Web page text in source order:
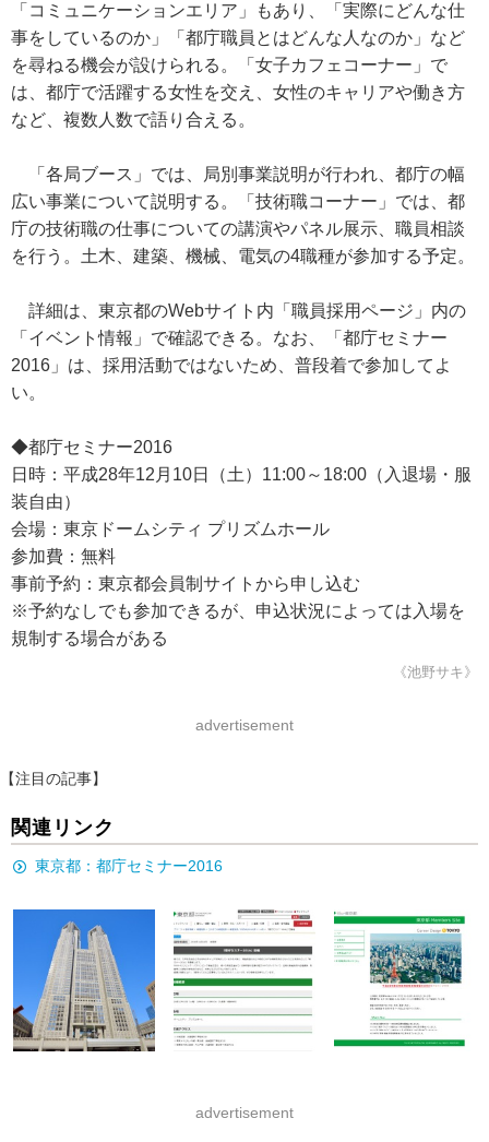
「コミュニケーションエリア」もあり、「実際にどんな仕
事をしているのか」「都庁職員とはどんな人なのか」など
を尋ねる機会が設けられる。「女子カフェコーナー」で
は、都庁で活躍する女性を交え、女性のキャリアや働き方
など、複数人数で語り合える。
「各局ブース」では、局別事業説明が行われ、都庁の幅
広い事業について説明する。「技術職コーナー」では、都
庁の技術職の仕事についての講演やパネル展示、職員相談
を行う。土木、建築、機械、電気の4職種が参加する予定。
詳細は、東京都のWebサイト内「職員採用ページ」内の
「イベント情報」で確認できる。なお、「都庁セミナー
2016」は、採用活動ではないため、普段着で参加してよ
い。
◆都庁セミナー2016
日時：平成28年12月10日（土）11:00～18:00（入退場・服
装自由）
会場：東京ドームシティ プリズムホール
参加費：無料
事前予約：東京都会員制サイトから申し込む
※予約なしでも参加できるが、申込状況によっては入場を
規制する場合がある
《池野サキ》
advertisement
【注目の記事】
関連リンク
東京都：都庁セミナー2016
advertisement